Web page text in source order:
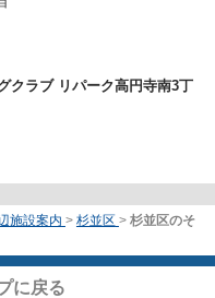
クラブ リパーク高円寺南3丁
施設案内 > 杉並区 > 杉並区のそ
に戻る